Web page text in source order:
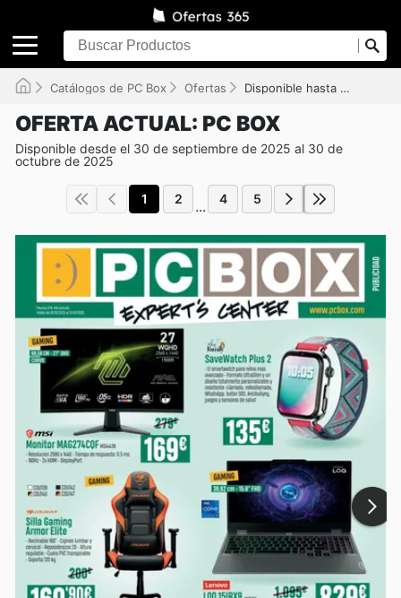
Catálogos de PC Box Ofertas Disponible hasta el 30/10/2025
OFERTA ACTUAL: PC BOX
Disponible desde el 30 de septiembre de 2025 al 30 de
octubre de 2025
1 2 ... 4 5